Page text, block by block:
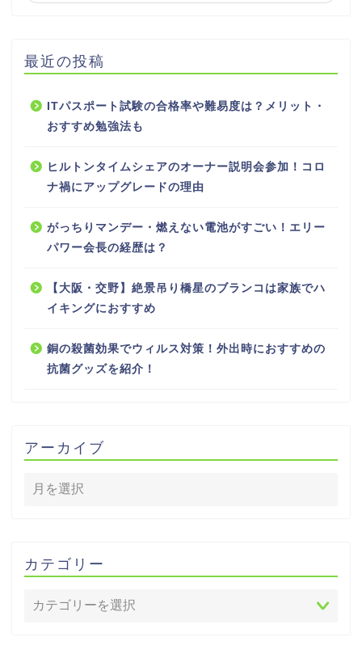
最近の投稿
ITパスポート試験の合格率や難易度は？メリット・
おすすめ勉強法も
ヒルトンタイムシェアのオーナー説明会参加！コロ
ナ禍にアップグレードの理由
がっちりマンデー・燃えない電池がすごい！エリー
パワー会長の経歴は？
【大阪・交野】絶景吊り橋星のブランコは家族でハ
イキングにおすすめ
銅の殺菌効果でウィルス対策！外出時におすすめの
抗菌グッズを紹介！
アーカイブ
カテゴリー